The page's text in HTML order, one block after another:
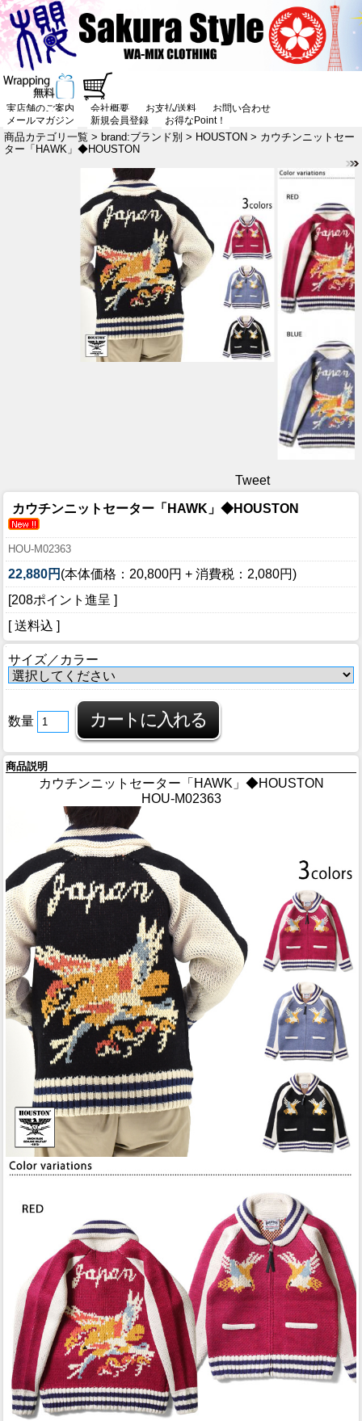
実店舗のご案内 会社概要 お支払/送料
お問い合わせ
メールマガジン
新規会員登録 お得なPoint！
商品カテゴリ一覧 > brand:ブランド別 > HOUSTON > カウチンニットセー
ター「HAWK」◆HOUSTON
Tweet
カウチンニットセーター「HAWK」◆HOUSTON
HOU-M02363
22,880円 (本体価格：20,800円 + 消費税：2,080円)
[208ポイント進呈 ]
[ 送料込 ]
サイズ／カラー
数量
商品説明
カウチンニットセーター「HAWK」◆HOUSTON
HOU-M02363